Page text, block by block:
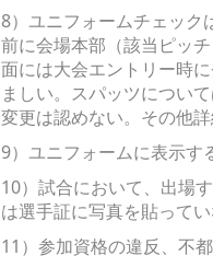
8）ユニフォームチェック
前に会場本部（該当ピッ
面には大会エントリー時
ましい。スパッツについ
変更は認めない。その他
9）ユニフォームに表示す
10）試合において、出場
は選手証に写真を貼って
11）参加資格の違反、不